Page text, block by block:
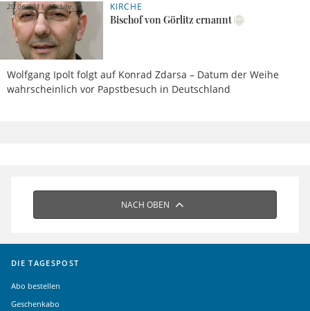
KIRCHE
Bischof von Görlitz ernannt
Wolfgang Ipolt folgt auf Konrad Zdarsa – Datum der Weihe
wahrscheinlich vor Papstbesuch in Deutschland
20.06.2011, 15 Uhr
NACH OBEN
DIE TAGESPOST
Abo bestellen
Geschenkabo